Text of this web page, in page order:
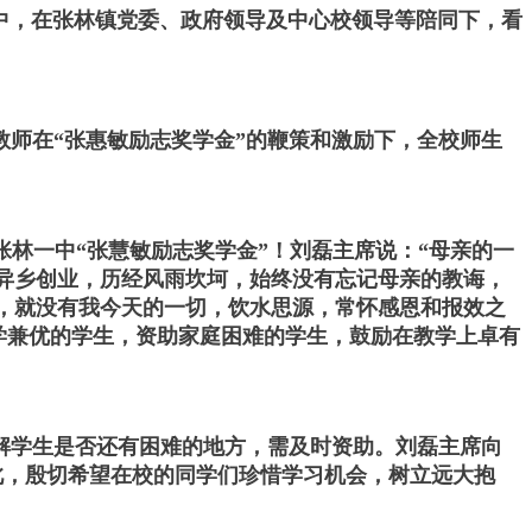
在张林镇党委、政府领导及中心校领导等陪同下，看
在“张惠敏励志奖学金”的鞭策和激励下，全校师生
一中“张慧敏励志奖学金”！刘磊主席说：“母亲的一
创业，历经风雨坎坷，始终没有忘记母亲的教诲，
没有我今天的一切，饮水思源，常怀感恩和报效之
优的学生，资助家庭困难的学生，鼓励在教学上卓有
生是否还有困难的地方，需及时资助。刘磊主席向
殷切希望在校的同学们珍惜学习机会，树立远大抱